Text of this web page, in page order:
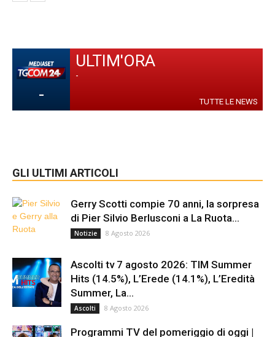
-
ULTIM'ORA
-
TUTTE LE NEWS
GLI ULTIMI ARTICOLI
Gerry Scotti compie 70 anni, la sorpresa
di Pier Silvio Berlusconi a La Ruota...
Notizie 8 Agosto 2026
Ascolti tv 7 agosto 2026: TIM Summer
Hits (14.5%), L’Erede (14.1%), L’Eredità
Summer, La...
Ascolti 8 Agosto 2026
Programmi TV del pomeriggio di oggi |